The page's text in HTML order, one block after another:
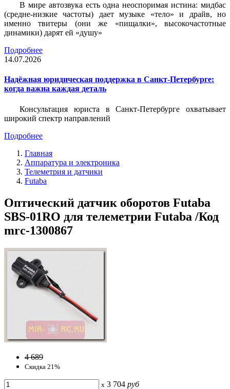
В мире автозвука есть одна неоспоримая истина: мидбас
(средне-низкие частоты) дает музыке «тело» и драйв, но
именно твитеры (они же «пищалки», высокочастотные
динамики) дарят ей «душу»
Подробнее
14.07.2026
Надёжная юридическая поддержка в Санкт-Петербурге:
когда важна каждая деталь
Консультация юриста в Санкт-Петербурге охватывает
широкий спектр направлений
Подробнее
Главная
Аппаратура и электроника
Телеметрия и датчики
Futaba
Оптический датчик оборотов Futaba
SBS-01RO для телеметрии Futaba /Код
mrc-1300867
4 689
Скидка 21%
x 3 704 руб